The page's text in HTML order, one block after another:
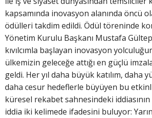
kapsamında inovasyon alanında öncü
ödülleri takdim edildi. Ödül töreninde
Yönetim Kurulu Başkanı Mustafa
kıvılcımla başlayan inovasyon
ülkemizin geleceğe attığı en güçlü
geldi. Her yıl daha büyük katılım, daha
daha cesur hedeflerle büyüyen bu
küresel rekabet sahnesindeki iddiasının
iddia iki kelimede ifadesini buluyor: